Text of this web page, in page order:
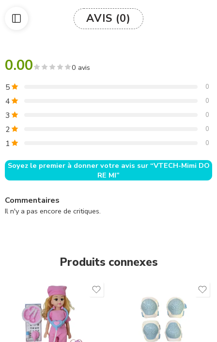
AVIS (0)
0.00 0 avis
5 0
4 0
3 0
2 0
1 0
Soyez le premier à donner votre avis sur “VTECH-Mimi DO
RE MI”
Commentaires
Il n'y a pas encore de critiques.
Produits connexes